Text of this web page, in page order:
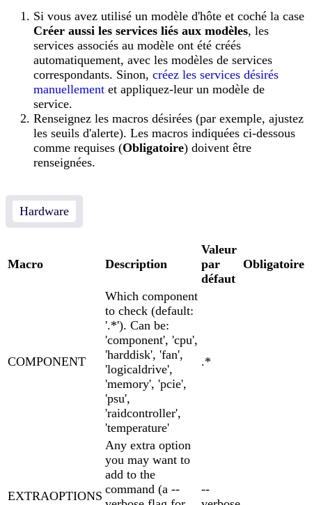
Si vous avez utilisé un modèle d'hôte et coché la case
Créer aussi les services liés aux modèles, les
services associés au modèle ont été créés
automatiquement, avec les modèles de services
correspondants. Sinon, créez les services désirés
manuellement et appliquez-leur un modèle de
service.
Renseignez les macros désirées (par exemple, ajustez
les seuils d'alerte). Les macros indiquées ci-dessous
comme requises (Obligatoire) doivent être
renseignées.
Hardware
Macro Description
Valeur
par
défaut
Obligatoire
COMPONENT
Which component
to check (default:
'.*'). Can be:
'component', 'cpu',
'harddisk', 'fan',
'logicaldrive',
'memory', 'pcie',
'psu',
'raidcontroller',
'temperature'
.*
EXTRAOPTIONS
Any extra option
you may want to
add to the
command (a --
--